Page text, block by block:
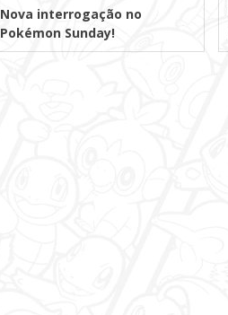
Nova interrogação no
Pokémon Sunday!